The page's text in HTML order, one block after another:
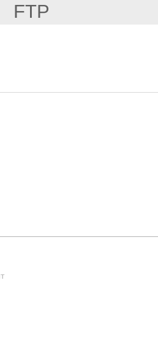
FTP